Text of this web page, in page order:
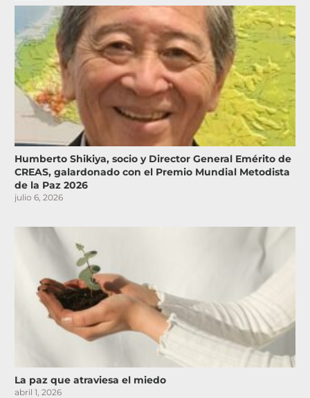
Humberto Shikiya, socio y Director General Emérito de
CREAS, galardonado con el Premio Mundial Metodista
de la Paz 2026
julio 6, 2026
La paz que atraviesa el miedo
abril 1, 2026